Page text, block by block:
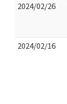
2024/02/26
2024/02/16